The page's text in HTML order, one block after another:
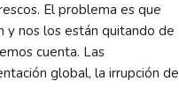
El problema es que
y nos los están quitando de
cuenta. Las
global, la irrupción de